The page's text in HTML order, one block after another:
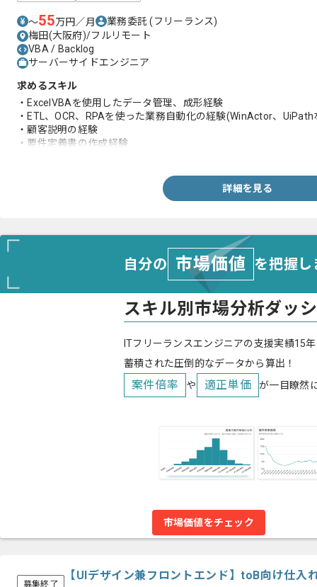
〜55万円／月 業務委託(フリーランス)
梅田(大阪府)/フルリモート
VBA / Backlog
サーバーサイドエンジニア
求めるスキル
・ExcelVBAを使用したデータ管理、成形経験
・ETL、OCR、RPAを使った業務自動化の経験(WinActor、UiPath
・顧客説明の経験
・要件定義書の作成経験
詳細を見る
自分の 市場価値 を把握
スキル別市場分析ダッ
ITフリーランスエンジニアの支援実績15
蓄積された圧倒的なデータから算出！
案件倍率 や 適正単価 が一目瞭然
市場価値をチェック
募集終了
【UIデザイン兼フロントエンド】toB向け仕入